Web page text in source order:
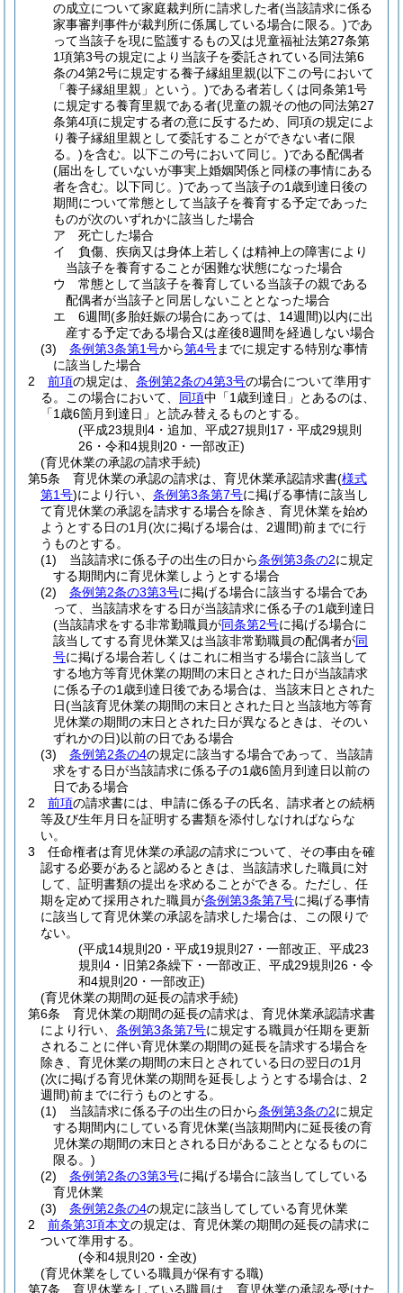
の成立について家庭裁判所に請求した者(当該請求に係る
家事審判事件が裁判所に係属している場合に限る。)であ
って当該子を現に監護するもの又は児童福祉法第27条第
1項第3号の規定により当該子を委託されている同法第6
条の4第2号に規定する養子縁組里親(以下この号において
「養子縁組里親」という。)である者若しくは同条第1号
に規定する養育里親である者(児童の親その他の同法第27
条第4項に規定する者の意に反するため、同項の規定によ
り養子縁組里親として委託することができない者に限
る。)を含む。以下この号において同じ。)である配偶者
(届出をしていないが事実上婚姻関係と同様の事情にある
者を含む。以下同じ。)であって当該子の1歳到達日後の
期間について常態として当該子を養育する予定であった
ものが次のいずれかに該当した場合
ア
死亡した場合
イ
負傷、疾病又は身体上若しくは精神上の障害により
当該子を養育することが困難な状態になった場合
ウ
常態として当該子を養育している当該子の親である
配偶者が当該子と同居しないこととなった場合
エ
6週間(多胎妊娠の場合にあっては、14週間)以内に出
産する予定である場合又は産後8週間を経過しない場合
(3)
条例第3条第1号から第4号までに規定する特別な事情
に該当した場合
2
前項の規定は、 条例第2条の4第3号の場合について準用す
る。
この場合において、 同項中「1歳到達日」とあるのは、
「1歳6箇月到達日」と読み替えるものとする。
(平成23規則4・追加、平成27規則17・平成29規則
26・令和4規則20・一部改正)
(育児休業の承認の請求手続)
第5条
育児休業の承認の請求は、育児休業承認請求書(様式
第1号)により行い、 条例第3条第7号に掲げる事情に該当し
て育児休業の承認を請求する場合を除き、育児休業を始め
ようとする日の1月(次に掲げる場合は、2週間)前までに行
うものとする。
(1)
当該請求に係る子の出生の日から条例第3条の2に規定
する期間内に育児休業しようとする場合
(2)
条例第2条の3第3号に掲げる場合に該当する場合であ
って、当該請求をする日が当該請求に係る子の1歳到達日
(当該請求をする非常勤職員が同条第2号に掲げる場合に
該当してする育児休業又は当該非常勤職員の配偶者が同
号に掲げる場合若しくはこれに相当する場合に該当して
する地方等育児休業の期間の末日とされた日が当該請求
に係る子の1歳到達日後である場合は、当該末日とされた
日(当該育児休業の期間の末日とされた日と当該地方等育
児休業の期間の末日とされた日が異なるときは、そのい
ずれかの日)以前の日である場合
(3)
条例第2条の4の規定に該当する場合であって、当該請
求をする日が当該請求に係る子の1歳6箇月到達日以前の
日である場合
2
前項の請求書には、申請に係る子の氏名、請求者との続柄
等及び生年月日を証明する書類を添付しなければならな
い。
3
任命権者は育児休業の承認の請求について、その事由を確
認する必要があると認めるときは、当該請求した職員に対
して、証明書類の提出を求めることができる。 ただし、任
期を定めて採用された職員が条例第3条第7号に掲げる事情
に該当して育児休業の承認を請求した場合は、この限りで
ない。
(平成14規則20・平成19規則27・一部改正、平成23
規則4・旧第2条繰下・一部改正、平成29規則26・令
和4規則20・一部改正)
(育児休業の期間の延長の請求手続)
第6条
育児休業の期間の延長の請求は、育児休業承認請求書
により行い、 条例第3条第7号に規定する職員が任期を更新
されることに伴い育児休業の期間の延長を請求する場合を
除き、育児休業の期間の末日とされている日の翌日の1月
(次に掲げる育児休業の期間を延長しようとする場合は、2
週間)前までに行うものとする。
(1)
当該請求に係る子の出生の日から条例第3条の2に規定
する期間内にしている育児休業(当該期間内に延長後の育
児休業の期間の末日とされる日があることとなるものに
限る。)
(2)
条例第2条の3第3号に掲げる場合に該当してしている
育児休業
(3)
条例第2条の4の規定に該当してしている育児休業
2
前条第3項本文の規定は、育児休業の期間の延長の請求に
ついて準用する。
(令和4規則20・全改)
(育児休業をしている職員が保有する職)
第7条
育児休業をしている職員は、育児休業の承認を受けた